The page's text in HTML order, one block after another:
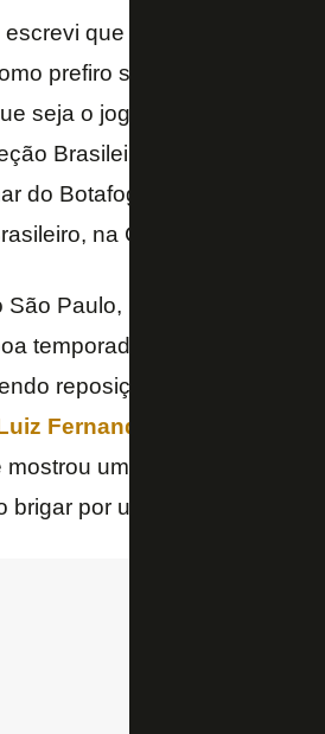
que tinha dúvidas
prefiro ser um otimista de
seja o jogador dos tempos
Brasileira na Copa do
do Botafogo nesta
na Copa do Brasil e
São Paulo, Diego Souza, se
temporada. Aos poucos o
reposições. Cícero se
Fernando
mostrou uma boa opção na
brigar por um espaço na lateral